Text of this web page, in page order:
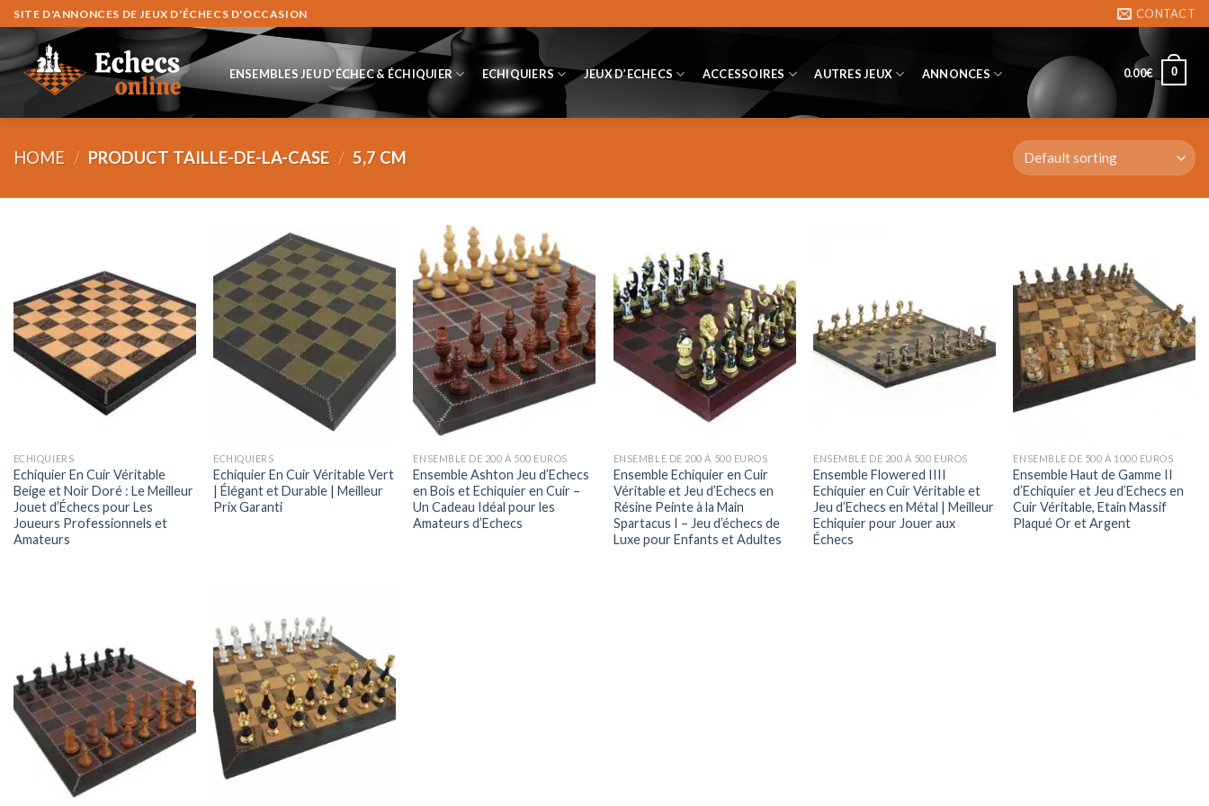
Skip
to
content
SITE D'ANNONCES DE JEUX D'ÉCHECS D'OCCASION CONTACT
ENSEMBLES JEU D’ÉCHEC & ÉCHIQUIER ECHIQUIERS JEUX D’ECHECS ACCESSOIRES AUTRES JEUX ANNONCES 0.00€ 0
HOME / PRODUCT TAILLE-DE-LA-CASE / 5,7 CM
ECHIQUIERS
Echiquier En Cuir Véritable
Beige et Noir Doré : Le Meilleur
Jouet d’Échecs pour Les
Joueurs Professionnels et
Amateurs
ECHIQUIERS
Echiquier En Cuir Véritable Vert
| Élégant et Durable | Meilleur
Prix Garanti
ENSEMBLE DE 200 À 500 EUROS
Ensemble Ashton Jeu d’Echecs
en Bois et Echiquier en Cuir –
Un Cadeau Idéal pour les
Amateurs d’Echecs
ENSEMBLE DE 200 À 500 EUROS
Ensemble Echiquier en Cuir
Véritable et Jeu d’Echecs en
Résine Peinte à la Main
Spartacus I – Jeu d’échecs de
Luxe pour Enfants et Adultes
ENSEMBLE DE 200 À 500 EUROS
Ensemble Flowered IIII
Echiquier en Cuir Véritable et
Jeu d’Echecs en Métal | Meilleur
Echiquier pour Jouer aux
Échecs
ENSEMBLE DE 500 À 1000 EUROS
Ensemble Haut de Gamme II
d’Echiquier et Jeu d’Echecs en
Cuir Véritable, Etain Massif
Plaqué Or et Argent